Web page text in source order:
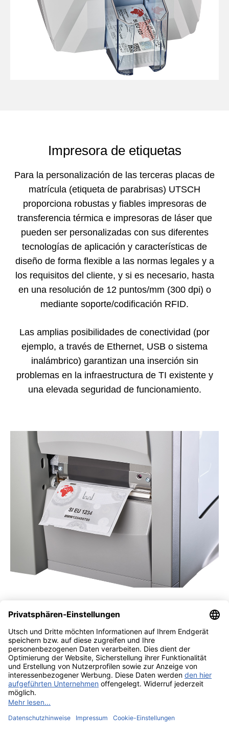
Impresora de etiquetas
Para la personalización de las terceras placas de
matrícula (etiqueta de parabrisas) UTSCH
proporciona robustas y fiables impresoras de
transferencia térmica e impresoras de láser que
pueden ser personalizadas con sus diferentes
tecnologías de aplicación y características de
diseño de forma flexible a las normas legales y a
los requisitos del cliente, y si es necesario, hasta
en una resolución de 12 puntos/mm (300 dpi) o
mediante soporte/codificación RFID.
Las amplias posibilidades de conectividad (por
ejemplo, a través de Ethernet, USB o sistema
inalámbrico) garantizan una inserción sin
problemas en la infraestructura de TI existente y
una elevada seguridad de funcionamiento.
© 2026 UTSCH
Términos y Condiciones Aviso Legal
Declaración de
protección de datos
Editar la configuración de cookies